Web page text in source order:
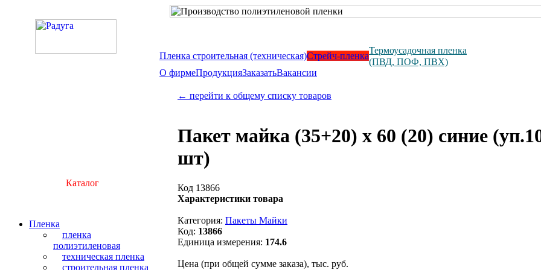
Пленка строительная (техническая)Стрейч-пленка
Термоусадочная пленка
(ПВД, ПОФ, ПВХ)
О фирмеПродукцияЗаказатьВакансии
← перейти к общему списку товаров
Пакет майка (35+20) х 60 (20) синие
шт)
Код 13866
Характеристики товара
Категория: Пакеты Майки
Код: 13866
Единица измерения: 174.6
Цена (при общей сумме заказа), тыс. руб.
Каталог
Пленка
пленка
полиэтиленовая
техническая пленка
строительная пленка